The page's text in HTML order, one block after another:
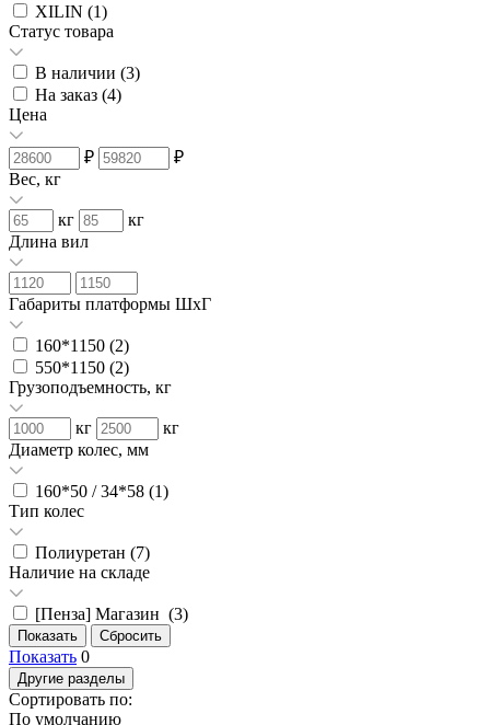
XILIN (1)
Статус товара
В наличии (3)
На заказ (4)
Цена
₽
₽
Вес, кг
кг
кг
Длина вил
Габариты платформы ШxГ
160*1150 (2)
550*1150 (2)
Грузоподъемность, кг
кг
кг
Диаметр колес, мм
160*50 / 34*58 (1)
Тип колес
Полиуретан (7)
Наличие на складе
[Пенза] Магазин (3)
Показать 0
Другие разделы
Сортировать по:
По умолчанию